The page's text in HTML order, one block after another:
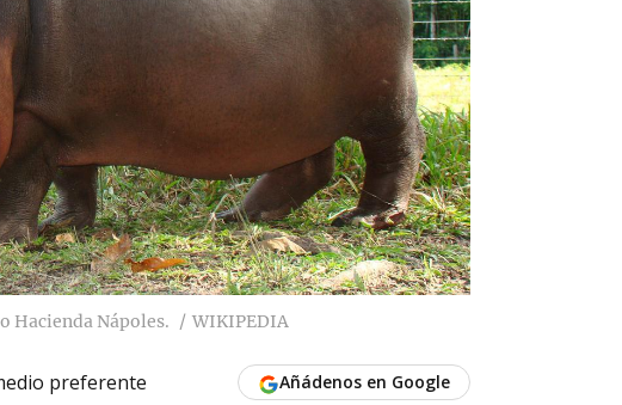
Hacienda Nápoles. WIKIPEDIA
preferente Añádenos en Google